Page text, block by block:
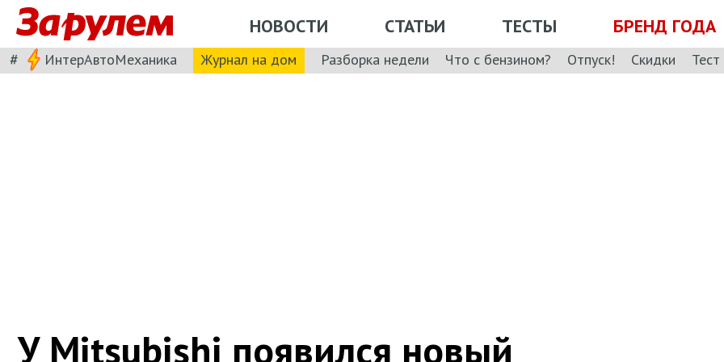
НОВОСТИ СТАТЬИ ТЕСТЫ БРЕНД ГОДА
# ИнтерАвтоМеханика Журнал на дом Разборка недели Что с бензином? Отпуск! Скидки
У Mitsubishi появился новый